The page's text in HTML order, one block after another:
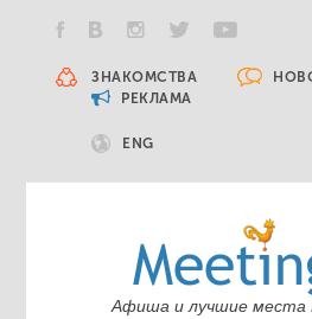
ЗНАКОМСТВА
РЕКЛАМА
ENG
Афиша и лучшие места